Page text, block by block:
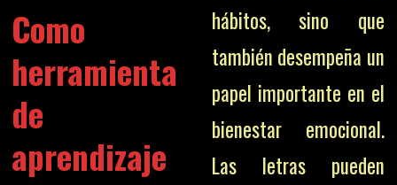
Como
herramienta
de
aprendizaje
hábitos, sino que
también desempeña un
papel importante en el
bienestar emocional.
Las letras pueden